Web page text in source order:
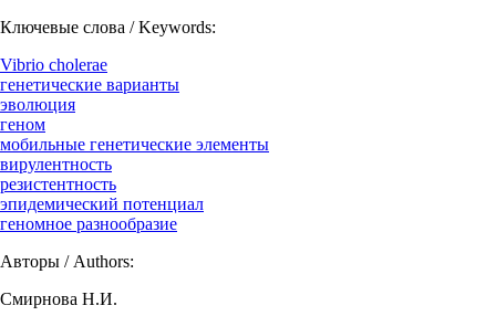
Ключевые слова / Keywords:
Vibrio cholerae
генетические варианты
эволюция
геном
мобильные генетические элементы
вирулентность
резистентность
эпидемический потенциал
геномное разнообразие
Авторы / Authors:
Смирнова Н.И.